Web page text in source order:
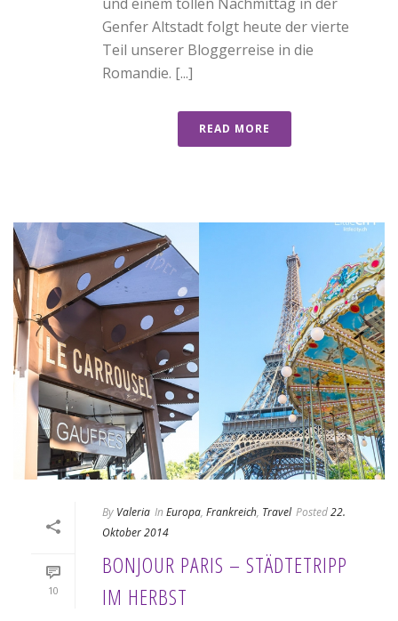
Genfer Altstadt folgt heute der vierte
Teil unserer Bloggerreise in die
Romandie. [...]
READ MORE
10
By Valeria In Europa, Frankreich, Travel Posted22.
Oktober 2014
BONJOUR PARIS – STÄDTETRIPP
IM HERBST